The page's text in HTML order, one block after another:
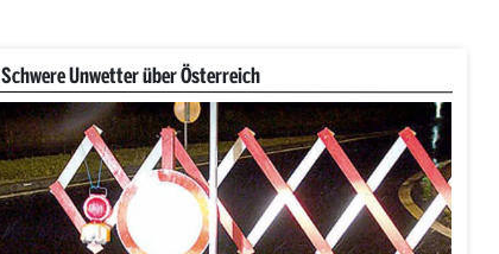
Schwere Unwetter über Österreich